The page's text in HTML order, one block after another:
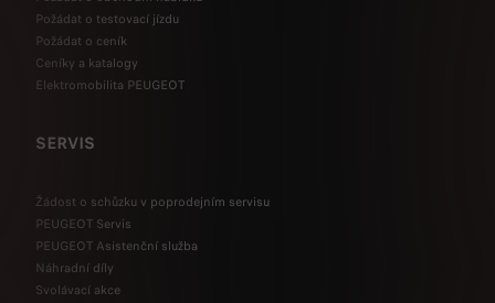
Požádat o testovací jízdu
Požádat o ceník
Ceníky a katalogy
Elektromobilita PEUGEOT
SERVIS
Žádost o schůzku v poprodejním servisu
PEUGEOT Servis
PEUGEOT Asistenční služba
Náhradní díly
Svolávací akce